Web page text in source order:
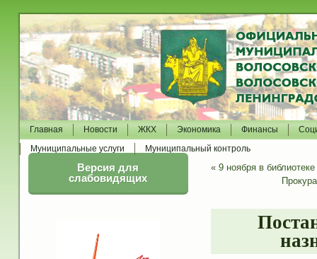
Главная Новости ЖКХ Экономика Финансы
Муниципальные услуги
Муниципальный контроль
Версия для
слабовидящих
« 9 ноября в